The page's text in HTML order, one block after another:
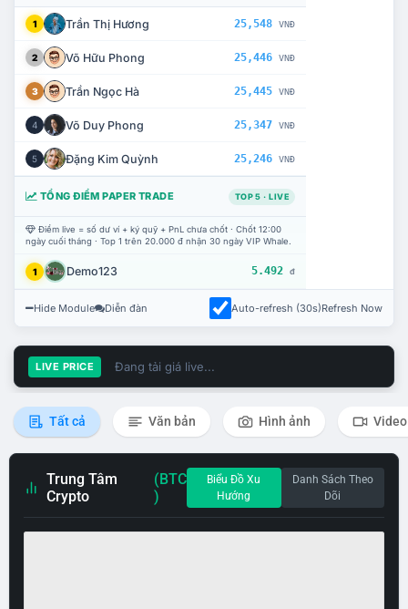
1 Trần Thị Hương 25,548 VNĐ
2 Võ Hữu Phong 25,446 VNĐ
3 Trần Ngọc Hà 25,445 VNĐ
4 Võ Duy Phong 25,347 VNĐ
5 Đặng Kim Quỳnh 25,246 VNĐ
TỔNG ĐIỂM PAPER TRADE TOP 5 · LIVE
Điểm live = số dư ví + ký quỹ + PnL chưa chốt · Chốt 12:00
ngày cuối tháng · Top 1 trên 20.000 đ nhận 30 ngày VIP Whale.
1 Demo123 5.492 đ
Hide Module Diễn đàn Auto-refresh (30s)Refresh Now
LIVE PRICE Đang tải giá live...
Tất cả Văn bản Hình ảnh Video
Trung Tâm
Crypto
(BTC
)
Biểu Đồ Xu
Hướng
Danh Sách Theo
Dõi